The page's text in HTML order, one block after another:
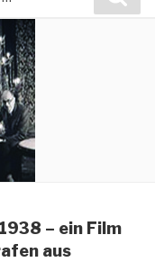
– ein Film
aus